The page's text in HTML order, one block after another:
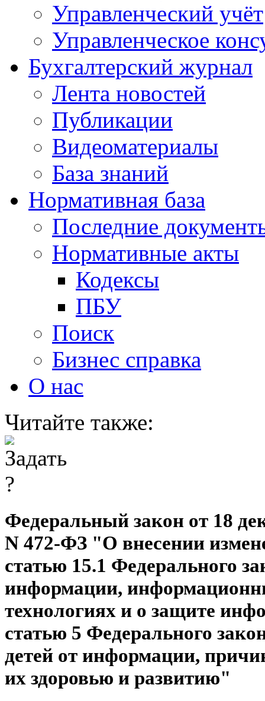
Управленческий учёт
Управленческое
Бухгалтерский журнал
Лента новостей
Публикации
Видеоматериалы
База знаний
Нормативная база
Последние
Нормативные акты
Кодексы
ПБУ
Поиск
Бизнес справка
О нас
Читайте также:
Федеральный закон от 18
N 472-ФЗ "О внесении
статью 15.1 Федерального
информации,
технологиях и о защите
статью 5 Федерального
детей от информации,
их здоровью и развитию"